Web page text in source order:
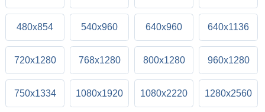
480x854 540x960 640x960 640x1136
720x1280 768x1280 800x1280 960x1280
750x1334 1080x1920 1080x2220 1280x2560